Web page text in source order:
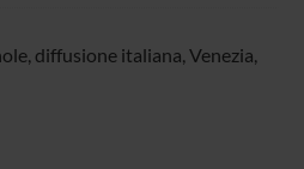
diffusione italiana, Venezia,